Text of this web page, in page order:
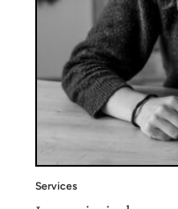
Services